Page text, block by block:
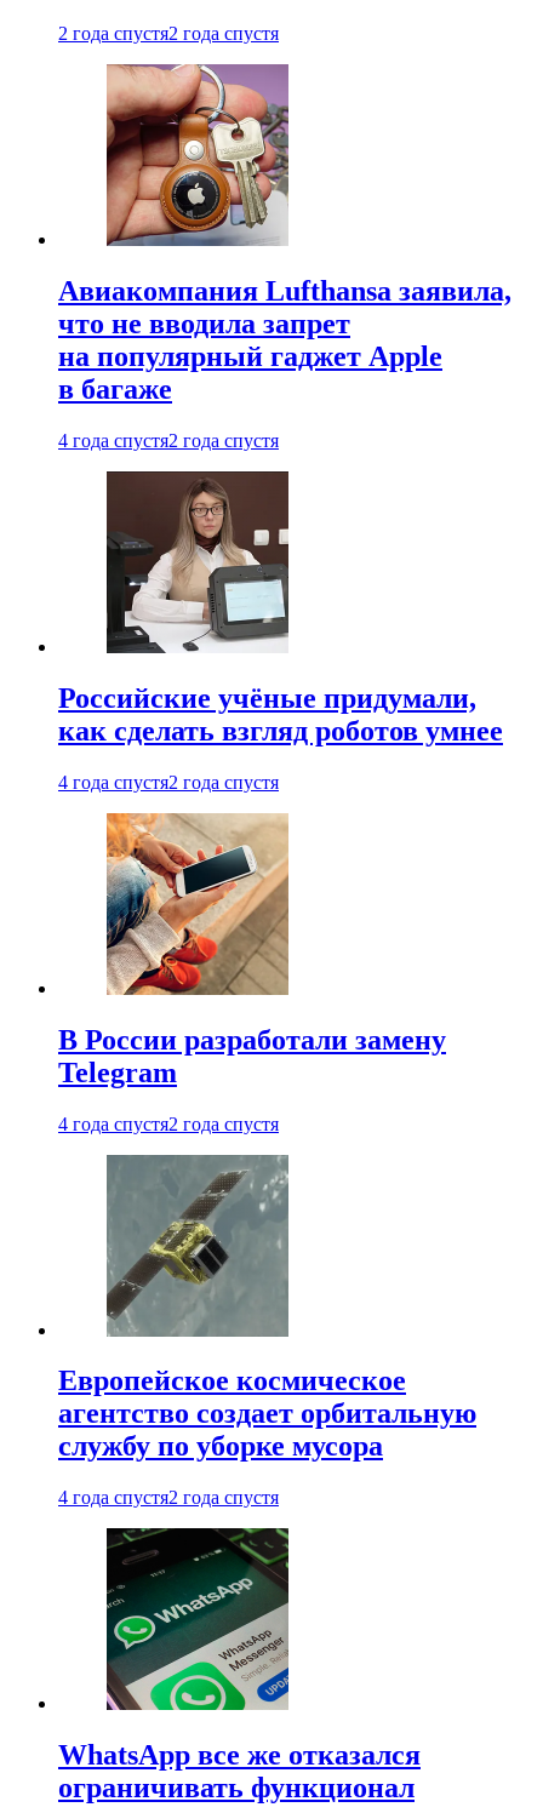
2 года спустя2 года спустя
Авиакомпания Lufthansa заявила,
что не вводила запрет
на популярный гаджет Apple
в багаже
4 года спустя2 года спустя
Российские учёные придумали,
как сделать взгляд роботов умнее
4 года спустя2 года спустя
В России разработали замену
Telegram
4 года спустя2 года спустя
Европейское космическое
агентство создает орбитальную
службу по уборке мусора
4 года спустя2 года спустя
WhatsApp все же отказался
ограничивать функционал